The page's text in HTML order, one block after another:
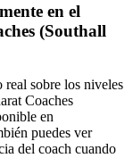
en el
(Southall
real sobre los niveles
Coaches
en
puedes ver
del coach cuando